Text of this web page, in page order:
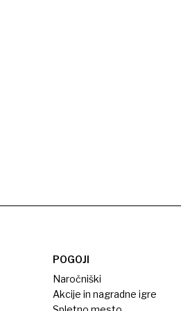
POGOJI
Naročniški
Akcije in nagradne igre